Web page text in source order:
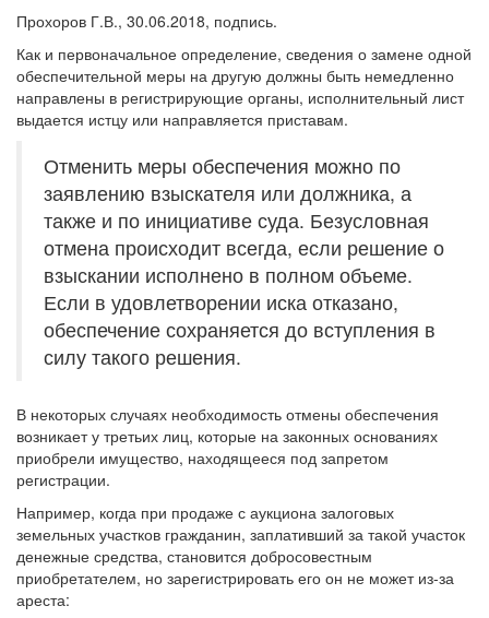
Прохоров Г.В., 30.06.2018, подпись.
Как и первоначальное определение, сведения о замене одной
обеспечительной меры на другую должны быть немедленно
направлены в регистрирующие органы, исполнительный лист
выдается истцу или направляется приставам.
Отменить меры обеспечения можно по
заявлению взыскателя или должника, а
также и по инициативе суда. Безусловная
отмена происходит всегда, если решение о
взыскании исполнено в полном объеме.
Если в удовлетворении иска отказано,
обеспечение сохраняется до вступления в
силу такого решения.
В некоторых случаях необходимость отмены обеспечения
возникает у третьих лиц, которые на законных основаниях
приобрели имущество, находящееся под запретом
регистрации.
Например, когда при продаже с аукциона залоговых
земельных участков гражданин, заплативший за такой участок
денежные средства, становится добросовестным
приобретателем, но зарегистрировать его он не может из-за
ареста: